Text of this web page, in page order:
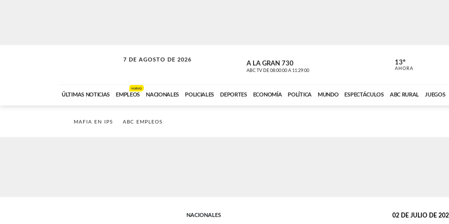
7 DE AGOSTO DE 2026
LA MOVIDA A LA GRAN 730
ABC TV DE 08:00:00 A 11:29:00 ABC CARDINAL
13º
AHORA
ÚLTIMAS NOTICIAS EMPLEOS
NUEVO
NACIONALES POLICIALES DEPORTES ECONOMÍA POLÍTICA MUNDO ESPECTÁCULOS ABC RURAL JUEGOS
MAFIA EN IPS ABC EMPLEOS
NACIONALES 02 DE JULIO DE